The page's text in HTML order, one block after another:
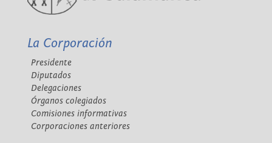
La Corporación
Presidente
Diputados
Delegaciones
Órganos colegiados
Comisiones informativas
Corporaciones anteriores